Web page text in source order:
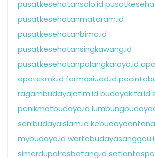
pusatkesehatansolo.id
pusatkesehatanmataram.id
pusatkesehatanbima.id
pusatkesehatansingkawang.id
pusatkesehatanpalangkaraya.id
apotekmk.id farmasiuad.id
ragambudayajatim.id budayakita.id
penikmatbudaya.id
senibudayaislam.id
mybudaya.id
simerdupolresbatang.id